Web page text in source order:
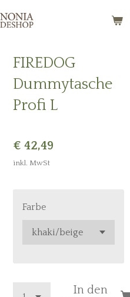
FIREDOG
Dummytasche
Profi L
€ 42,49
inkl. MwSt
Farbe
In den